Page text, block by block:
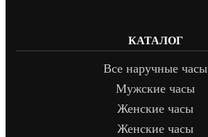
КАТАЛОГ
Все наручные часы
Мужские часы
Женские часы
Женские часы